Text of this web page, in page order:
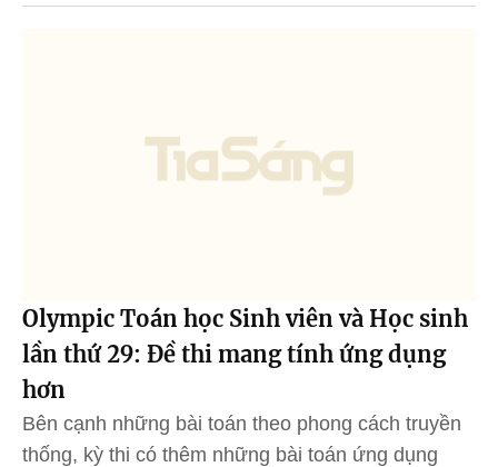
Olympic Toán học Sinh viên và Học sinh
lần thứ 29: Đề thi mang tính ứng dụng
hơn
Bên cạnh những bài toán theo phong cách truyền
thống, kỳ thi có thêm những bài toán ứng dụng